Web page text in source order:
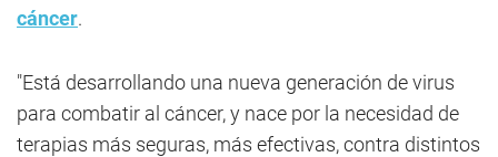
cáncer.
"Está desarrollando una nueva generación de virus
para combatir al cáncer, y nace por la necesidad de
terapias más seguras, más efectivas, contra distintos